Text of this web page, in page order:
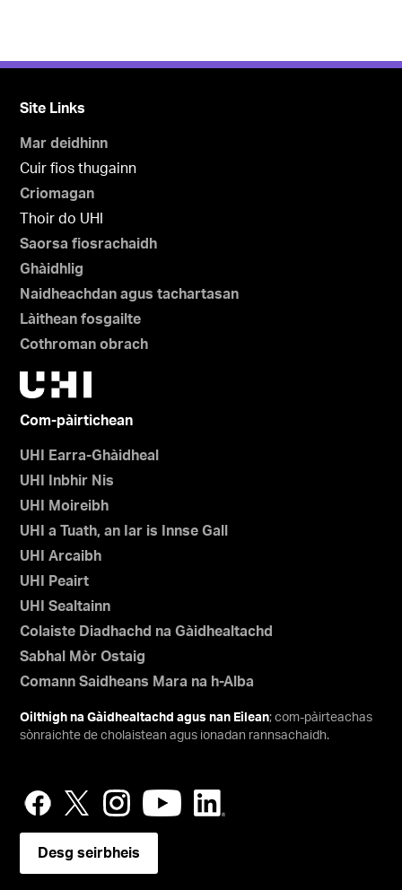
Site Links
Mar deidhinn
Cuir fios thugainn
Criomagan
Thoir do UHI
Saorsa fiosrachaidh
Ghàidhlig
Naidheachdan agus tachartasan
Làithean fosgailte
Cothroman obrach
Com-pàirtichean
UHI Earra-Ghàidheal
UHI Inbhir Nis
UHI Moireibh
UHI a Tuath, an Iar is Innse Gall
UHI Arcaibh
UHI Peairt
UHI Sealtainn
Colaiste Diadhachd na Gàidhealtachd
Sabhal Mòr Ostaig
Comann Saidheans Mara na h-Alba
Oilthigh na Gàidhealtachd agus nan Eilean; com-pàirteachas
sònraichte de cholaistean agus ionadan rannsachaidh.
Desg seirbheis